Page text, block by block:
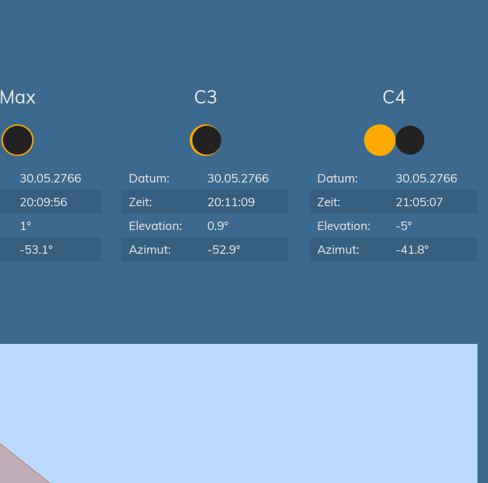
Max
30.05.2766
20:09:56
1°
-53.1°
C3
Datum:
30.05.2766
Zeit:
20:11:09
Elevation:
0.9°
Azimut:
-52.9°
C4
Datum:
30.05.2766
Zeit:
21:05:07
Elevation:
-5°
Azimut:
-41.8°